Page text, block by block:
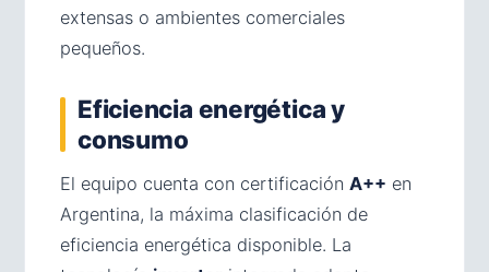
extensas o ambientes comerciales
pequeños.
Eficiencia energética y
consumo
El equipo cuenta con certificación A++ en
Argentina, la máxima clasificación de
eficiencia energética disponible. La